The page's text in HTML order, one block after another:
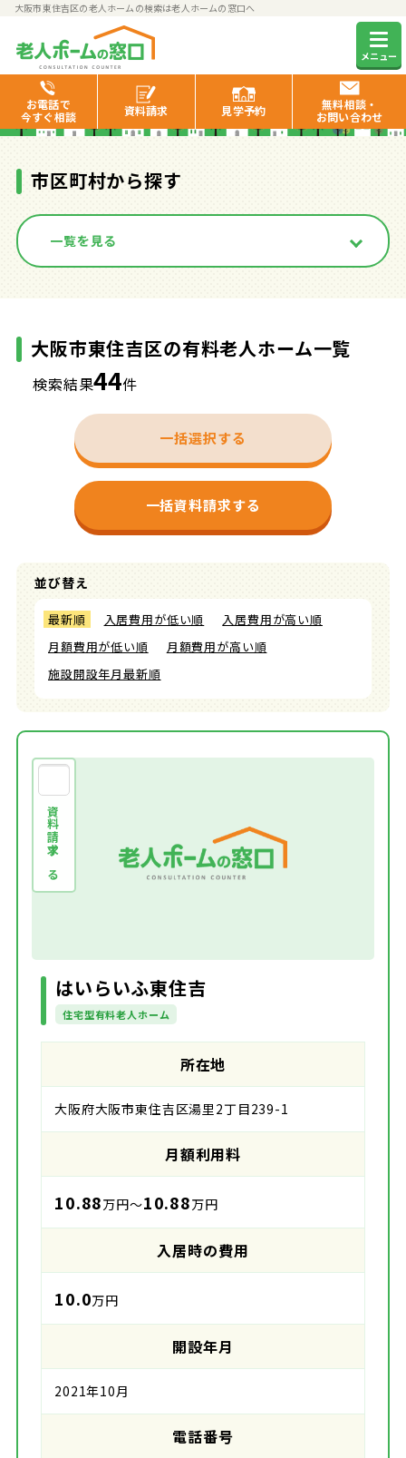
大阪市東住吉区の老人ホームの検索は老人ホームの窓口へ
メニュー
お電話で
今すぐ相談
資料請求 見学予約
無料相談・
お問い合わせ
大阪市東住吉区の有料老人ホ
ーム一覧
市区町村から探す
一覧を見る
大阪市東住吉区の有料老人ホーム一覧
検索結果44件
一括選択する
一括資料請求する
並び替え
最新順 入居費用が低い順
入居費用が高い順
月額費用が低い順
月額費用が高い順
施設開設年月最新順
資料請求する
はいらいふ東住吉
住宅型有料老人ホーム
所在地
大阪府大阪市東住吉区湯里2丁目239-1
月額利用料
10.88万円～10.88万円
入居時の費用
10.0万円
開設年月
2021年10月
電話番号